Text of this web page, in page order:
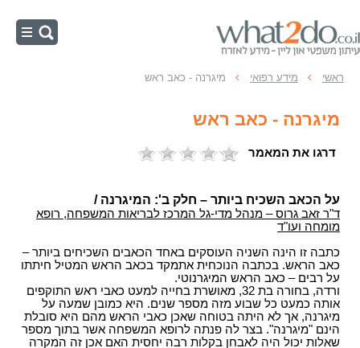
ראשי
מהי תאונת דרכים ?
מי זכאי לפיצויים?
תאונת דרכים את מי תובעים?
חישוב פיצויים בתאונת דרכים
הקשר בין אבדן כושר השתכרות, נכות רפואית
ותיפקודית
תאונת דרכים עם חבלות קלות
תאונת פגע וברח - פיצויים
עבר רפואי ותאונת דרכים
מהי תאונת עבודה?
תאונת עבודה במהלך הפסקה בתוך יום העבודה
את מי תובעים לאחר תאונת עבודה ?
תאונות עבודה או נכות כללית מה עדיף?
עצות לנפגעי תאונות עבודה
ועדות רפואיות
חוק ביטוח נפגעי עבודה
רשלנות רפואית
מהי רשלנות רפואית?
מהו טיפול רפואי רשלני?
מתי תוגש תביעת רשלנות רפואית?
את מי תובעים?
רשלנות רפואית, מהי עוולת הרשלנות?
התיישנות ברשלנות רפואית
זכויות נכים בביטוח לאומי
מיקרוטראומה
פיצויים בעקות תאונה אשר איננה תאונת עבודה -
מהם דמי תאונה?
ועדה רפואית - אחוזי נכות
צבא - משרד הביטחון
התיישנות - משרד הביטחון, צבא
הקשר בין השרות הצבאי למחלות נפש
פסוריאזיס, צבא - קשר בין המחלה לשרות
כיב קיבה, שרות צבאי והקשר
פגיעות אחרות
נזקי גוף, יעוץ משפטי
פגיעות במתקני ספורט, שעשועים
תאונות בחו"ל - איך לתבוע פיצויים
תביעת פיצויים בגין פגיעה בפרטיות
ראשי מידע רפואי מיגרנה - כאב ראש
מיגרנה - כאב ראש
דרגו את המאמר
על הכאב השכיח ביותר – חלק ב': המיגרנה /
ד"ר זאב גרוס – מנהל מדי-גל המרכז לבריאות המשפחה, רופא
מומחה ועו"ד
כתבה זו הינה השניה העוסקים באחד הכאבים השכיחים ביותר –
כאב הראש. בכתבה הנוכחית אתמקד בכאב הראש המטיל חיתתו
על רבים – כאב הראש המיגרנוטי.
ורדה, בחורה בת 32, מאושרת בחייה למעט כאבי ראש התוקפים
אותה כמעט כל שבוע מזה מספר שנים. היא כמובן שמעה על
מיגרנה, אך לא היתה בטוחה שאכן כאבי הראש מהם היא סובלת
הינם "מיגרנה". בצר לה פנתה לרופא המשפחה אשר בתוך מספר
שאלות יכול היה לאבחן בקלות רבה יחסית האם אכן זה המקרה